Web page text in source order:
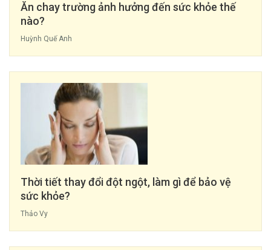
Ăn chay trường ảnh hưởng đến sức khỏe thế
nào?
Huỳnh Quế Anh
Thời tiết thay đổi đột ngột, làm gì để bảo vệ
sức khỏe?
Thảo Vy